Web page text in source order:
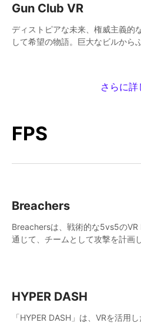
さらに詳
Gun Club VR
ディストピアな未来、権威主義的
して希望の物語。巨大なビルから
FPS
Breachers
Breachersは、戦術的な5vs5のVR
通じて、チームとして攻撃を計画
HYPER DASH
「HYPER DASH」は、VRを活用